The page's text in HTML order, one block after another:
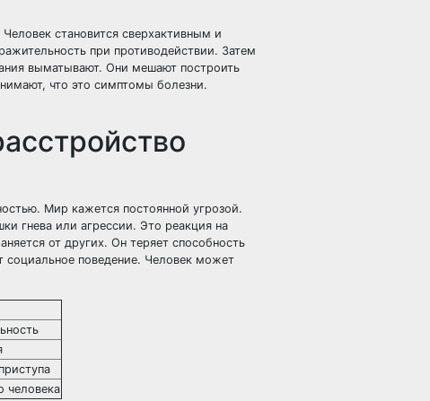
становится сверхактивным и
при противодействии. Затем
выматывают. Они мешают построить
что это симптомы болезни.
Мир кажется постоянной угрозой.
гнева или агрессии. Это реакция на
от других. Он теряет способность
поведение. Человек может
человека